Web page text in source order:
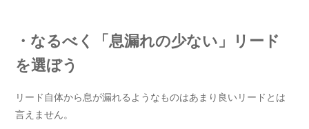
・なるべく「息漏れの少ない」リード
を選ぼう
リード自体から息が漏れるようなものはあまり良いリードとは
言えません。